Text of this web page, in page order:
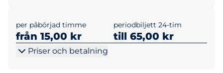
per påbörjad timme
från 15,00 kr
periodbiljett 24-tim
till 65,00 kr
Priser och betalning